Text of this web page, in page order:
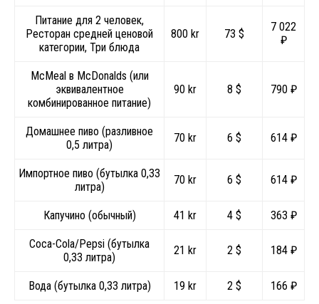
Питание для 2 человек,
Ресторан средней ценовой
категории, Три блюда
800 kr 73 $
7 022
₽
McMeal в McDonalds (или
эквивалентное
комбинированное питание)
90 kr 8 $ 790 ₽
Домашнее пиво (разливное
0,5 литра)
70 kr 6 $ 614 ₽
Импортное пиво (бутылка 0,33
литра)
70 kr 6 $ 614 ₽
Капучино (обычный) 41 kr 4 $ 363 ₽
Coca-Cola/Pepsi (бутылка
0,33 литра)
21 kr 2 $ 184 ₽
Вода (бутылка 0,33 литра) 19 kr 2 $ 166 ₽